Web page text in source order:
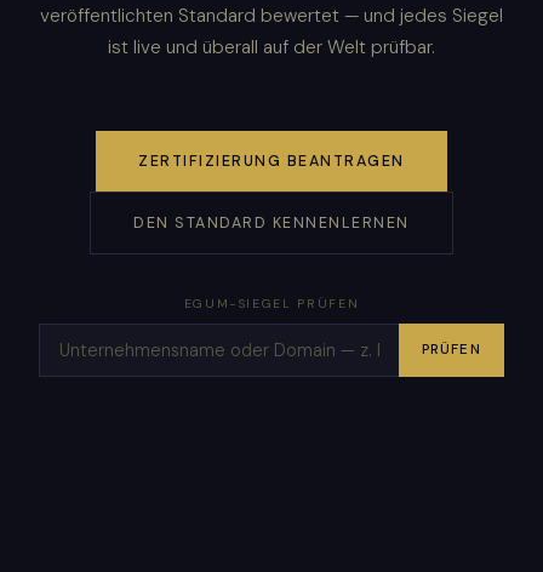
veröffentlichten Standard bewertet — und jedes Siegel
ist live und überall auf der Welt prüfbar.
ZERTIFIZIERUNG BEANTRAGEN
DEN STANDARD KENNENLERNEN
EGUM-SIEGEL PRÜFEN
PRÜFEN